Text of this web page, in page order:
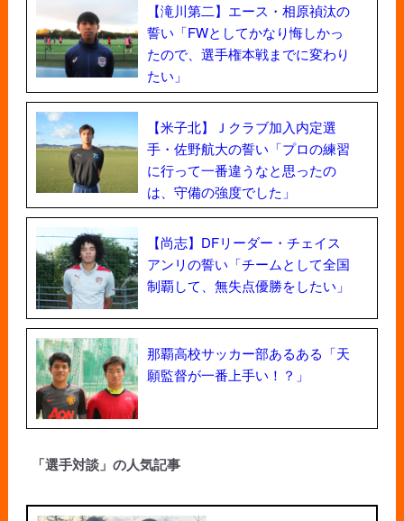
【滝川第二】エース・相原禎汰の
誓い「FWとしてかなり悔しかっ
たので、選手権本戦までに変わり
たい」
【米子北】Ｊクラブ加入内定選
手・佐野航大の誓い「プロの練習
に行って一番違うなと思ったの
は、守備の強度でした」
【尚志】DFリーダー・チェイス
アンリの誓い「チームとして全国
制覇して、無失点優勝をしたい」
那覇高校サッカー部あるある「天
願監督が一番上手い！？」
「選手対談」の人気記事